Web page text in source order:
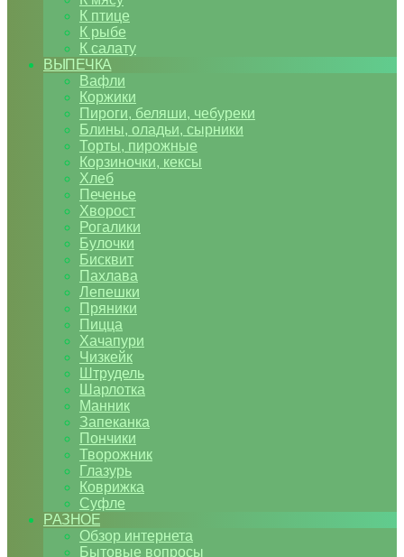
К птице
К рыбе
К салату
ВЫПЕЧКА
Вафли
Коржики
Пироги, беляши, чебуреки
Блины, оладьи, сырники
Торты, пирожные
Корзиночки, кексы
Хлеб
Печенье
Хворост
Рогалики
Булочки
Бисквит
Пахлава
Лепешки
Пряники
Пицца
Хачапури
Чизкейк
Штрудель
Шарлотка
Манник
Запеканка
Пончики
Творожник
Глазурь
Коврижка
Суфле
РАЗНОЕ
Обзор интернета
Бытовые вопросы